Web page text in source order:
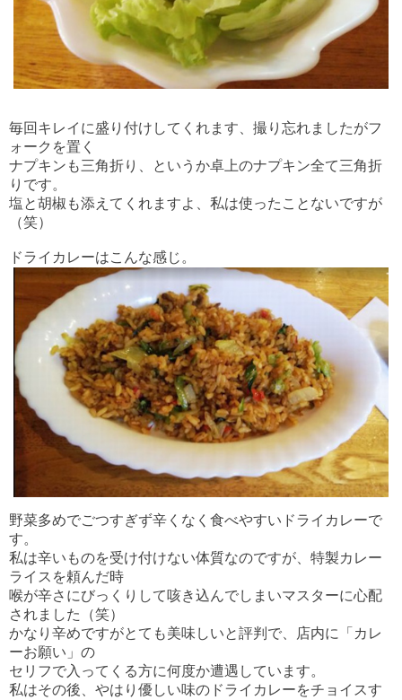
毎回キレイに盛り付けしてくれます、撮り忘れましたがフ
ォークを置く
ナプキンも三角折り、というか卓上のナプキン全て三角折
りです。
塩と胡椒も添えてくれますよ、私は使ったことないですが
（笑）
ドライカレーはこんな感じ。
野菜多めでごつすぎず辛くなく食べやすいドライカレーで
す。
私は辛いものを受け付けない体質なのですが、特製カレー
ライスを頼んだ時
喉が辛さにびっくりして咳き込んでしまいマスターに心配
されました（笑）
かなり辛めですがとても美味しいと評判で、店内に「カレ
ーお願い」の
セリフで入ってくる方に何度か遭遇しています。
私はその後、やはり優しい味のドライカレーをチョイスす